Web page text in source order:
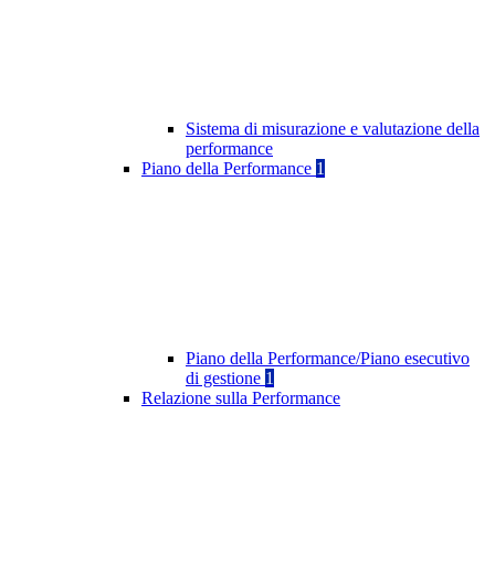
Sistema di misurazione e valutazione della
performance
Piano della Performance 1
Piano della Performance/Piano esecutivo
di gestione 1
Relazione sulla Performance